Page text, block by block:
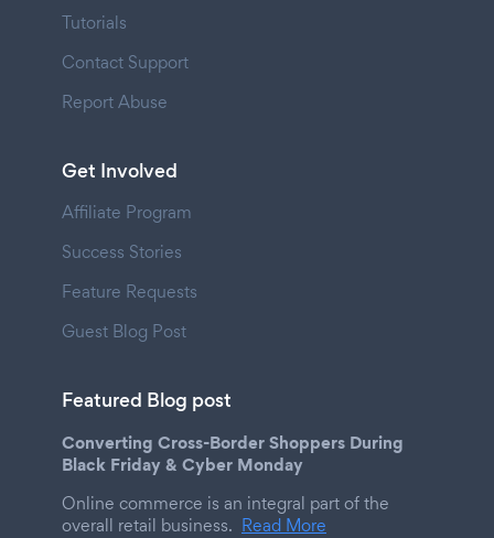
Tutorials
Contact Support
Report Abuse
Get Involved
Affiliate Program
Success Stories
Feature Requests
Guest Blog Post
Featured Blog post
Converting Cross-Border Shoppers During
Black Friday & Cyber Monday
Online commerce is an integral part of the
overall retail business. Read More